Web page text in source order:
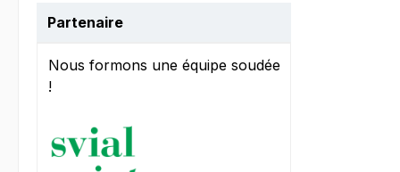
Partenaire
Nous formons une équipe soudée
!